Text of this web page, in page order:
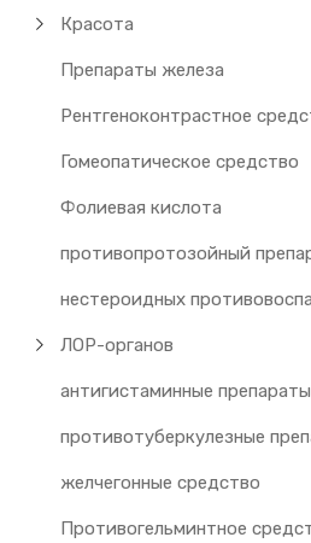
Красота
Препараты железа
Гомеопатическое средство
Фолиевая кислота
ЛОР-органов
антигистаминные препараты
желчегонные средство